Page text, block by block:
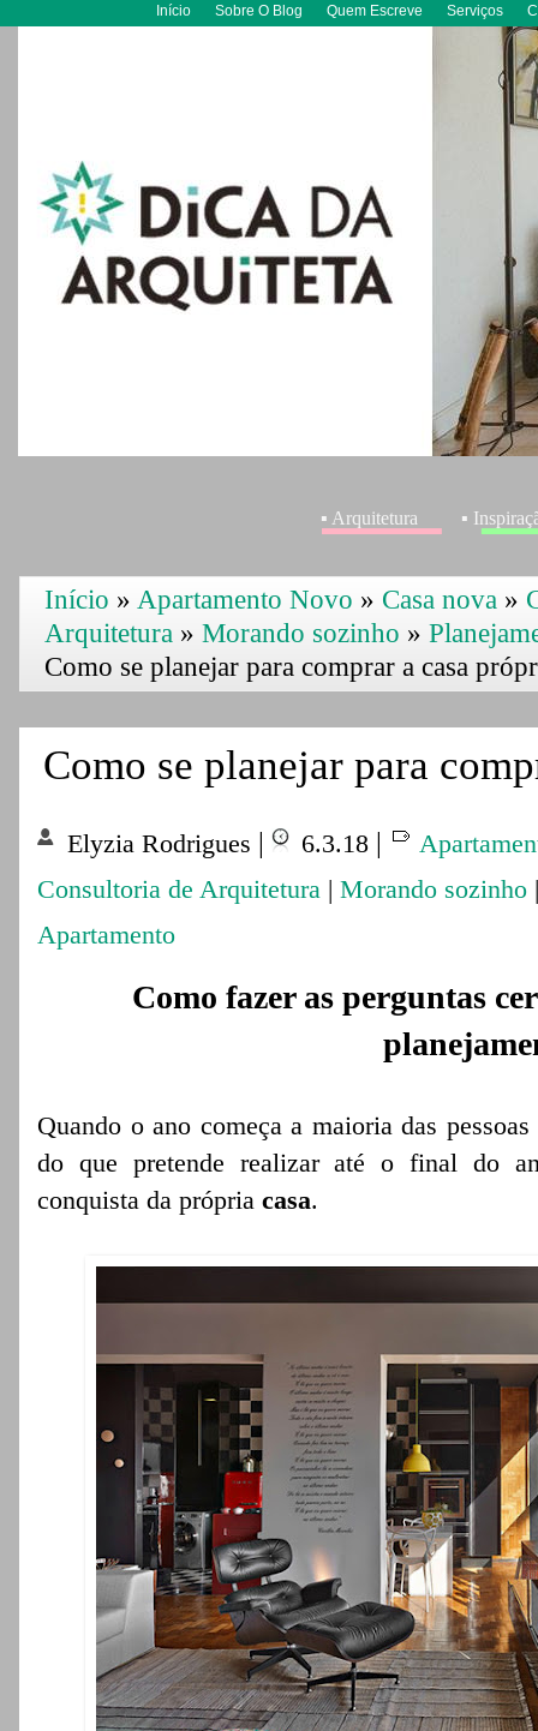
Início Sobre O Blog Quem Escreve Serviços
▪ Arquitetura ▪
Início » Apartamento Novo » Casa nova »
Arquitetura » Morando sozinho »
Como se planejar para comprar a casa
Como se planejar para
Elyzia Rodrigues | 6.3.18 |
Consultoria de Arquitetura | Morando sozinho
Apartamento
Como fazer as perguntas
Quando o ano começa a maioria das
do que pretende realizar até o final do
conquista da própria casa.